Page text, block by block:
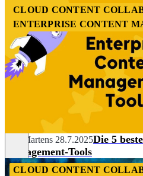
CLOUD CONTENT
ENTERPRISE CONTENT
Nils Martens 28.7.2025Die 5
Management-Tools
CLOUD CONTENT